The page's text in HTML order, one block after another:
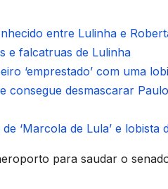
entre Lulinha e
e falcatruas de Lulinha
‘emprestado’ com uma
consegue desmascarar
‘Marcola de Lula’ e lobista
para saudar o